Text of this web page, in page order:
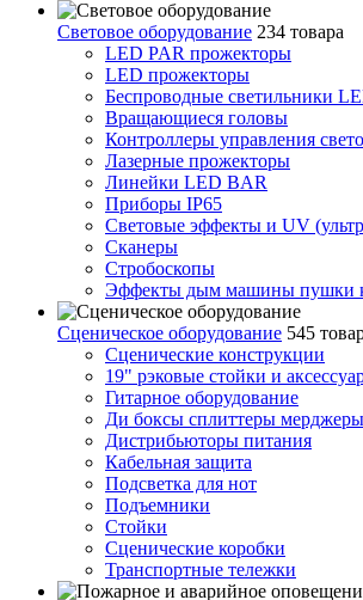
Световое оборудование 234 товара
LED PAR прожекторы
LED прожекторы
Беспроводные светильники
Вращающиеся головы
Контроллеры управления
Лазерные прожекторы
Линейки LED BAR
Приборы IP65
Световые эффекты и UV
Сканеры
Стробоскопы
Эффекты дым машины пушки
Сценическое оборудование 545
Сценические конструкции
19" рэковые стойки и
Гитарное оборудование
Ди боксы сплиттеры
Дистрибьюторы питания
Кабельная защита
Подсветка для нот
Подъемники
Стойки
Сценические коробки
Транспортные тележки